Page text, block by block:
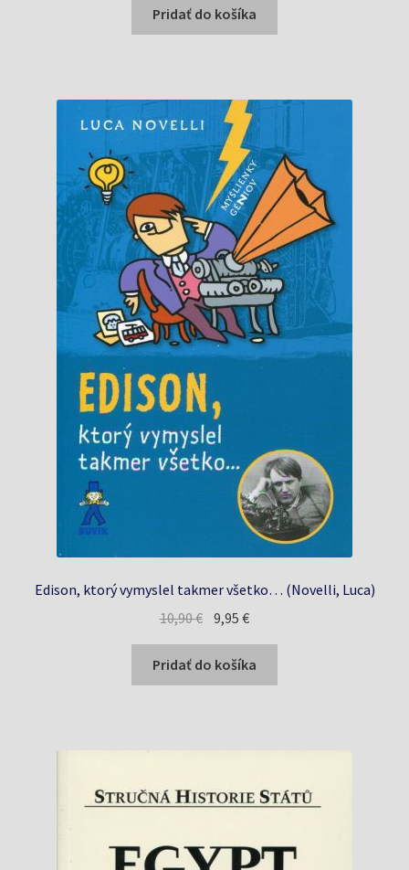
bola:
10,90 €.
je:
10,20 €.
Pridať do košíka
Edison, ktorý vymyslel takmer všetko… (Novelli, Luca)
10,90€ Pôvodná
bola:
10,90 €.
9,95€Aktuálna
je:
9,95 €.
Pridať do košíka